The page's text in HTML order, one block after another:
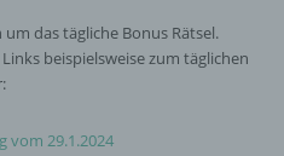
das tägliche Bonus Rätsel.
beispielsweise zum täglichen
vom 29.1.2024